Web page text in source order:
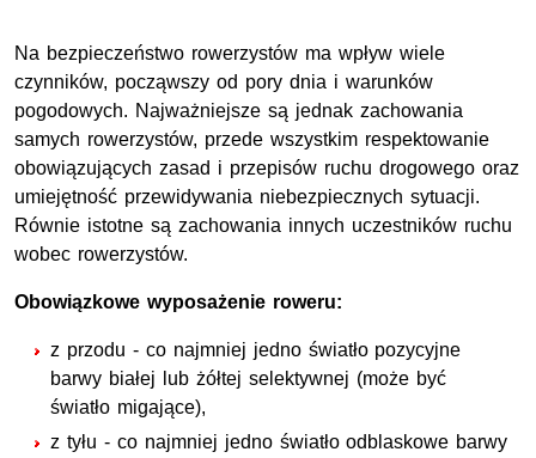
Na bezpieczeństwo rowerzystów ma wpływ wiele
czynników, począwszy od pory dnia i warunków
pogodowych. Najważniejsze są jednak zachowania
samych rowerzystów, przede wszystkim respektowanie
obowiązujących zasad i przepisów ruchu drogowego oraz
umiejętność przewidywania niebezpiecznych sytuacji.
Równie istotne są zachowania innych uczestników ruchu
wobec rowerzystów.
Obowiązkowe wyposażenie roweru:
z przodu - co najmniej jedno światło pozycyjne
barwy białej lub żółtej selektywnej (może być
światło migające),
z tyłu - co najmniej jedno światło odblaskowe barwy